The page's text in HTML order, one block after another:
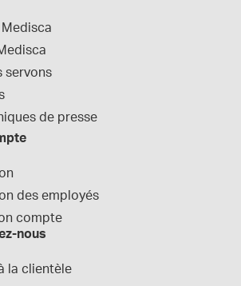
Medisca
servons
de presse
des employés
compte
nous
la clientèle